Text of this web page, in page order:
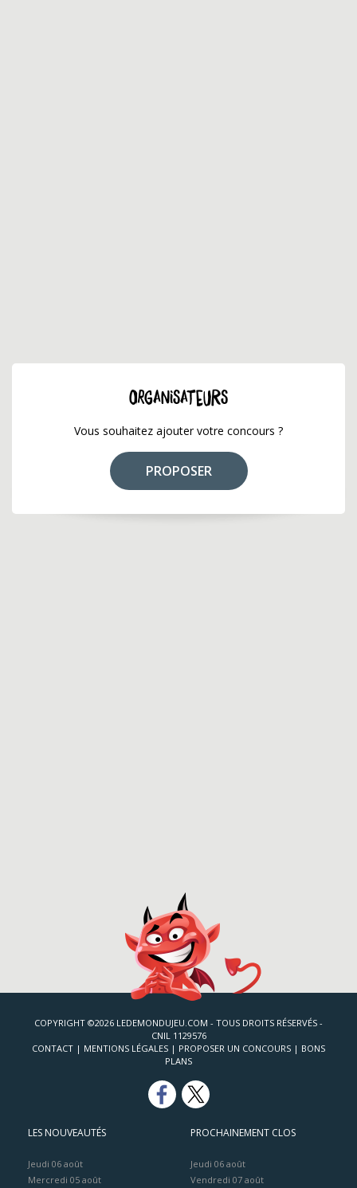
ORGANISATEURS
Vous souhaitez ajouter votre concours ?
PROPOSER
COPYRIGHT ©2026 LEDEMONDUJEU.COM - TOUS DROITS RÉSERVÉS -
CNIL 1129576
CONTACT | MENTIONS LÉGALES | PROPOSER UN CONCOURS | BONS
PLANS
LES NOUVEAUTÉS
Jeudi 06 août
Mercredi 05 août
PROCHAINEMENT CLOS
Jeudi 06 août
Vendredi 07 août